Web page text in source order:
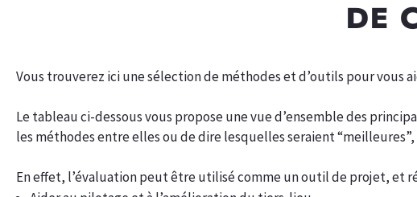
DE
Vous trouverez ici une sélection de méthodes et d’outils pour vous
Le tableau ci-dessous vous propose une vue d’ensemble des
les méthodes entre elles ou de dire lesquelles seraient
En effet, l’évaluation peut être utilisé comme un outil de projet, et